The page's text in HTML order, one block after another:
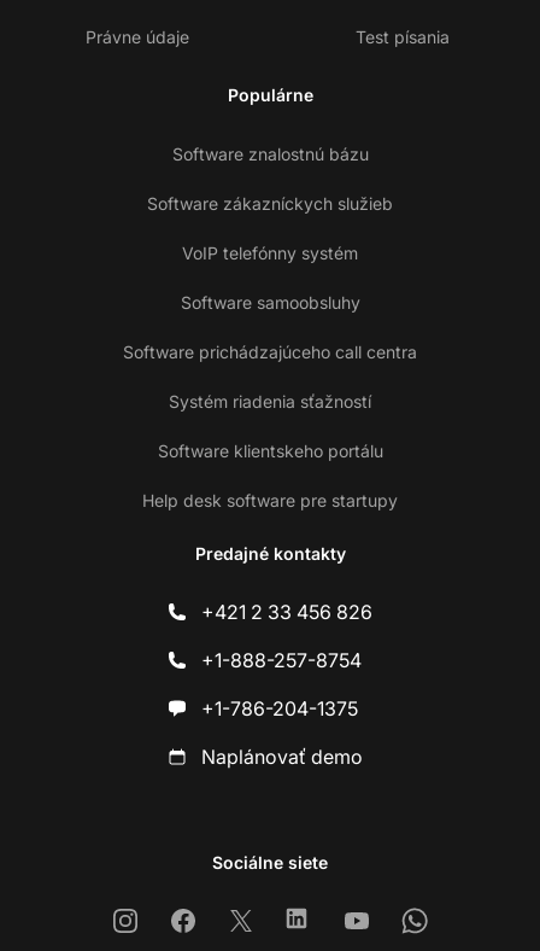
Právne údaje Test písania
Populárne
Software znalostnú bázu
Software zákazníckych služieb
VoIP telefónny systém
Software samoobsluhy
Software prichádzajúceho call centra
Systém riadenia sťažností
Software klientskeho portálu
Help desk software pre startupy
Predajné kontakty
+421 2 33 456 826
+1-888-257-8754
+1-786-204-1375
Naplánovať demo
Sociálne siete
InstagramFacebook
X LinkedinYoutubeWhatsapp